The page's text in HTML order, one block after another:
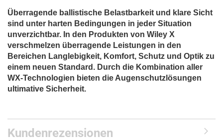
Überragende ballistische Belastbarkeit und klare Sicht
sind unter harten Bedingungen in jeder Situation
unverzichtbar. In den Produkten von Wiley X
verschmelzen überragende Leistungen in den
Bereichen Langlebigkeit, Komfort, Schutz und Optik zu
einem neuen Standard. Durch die Kombination aller
WX-Technologien bieten die Augenschutzlösungen
ultimative Sicherheit.
Kundenrezensionen